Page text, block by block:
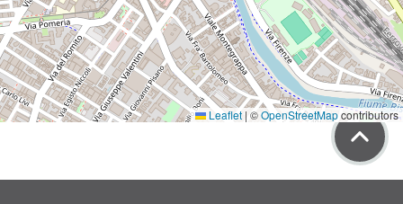
Leaflet | ©OpenStreetMapcontributors